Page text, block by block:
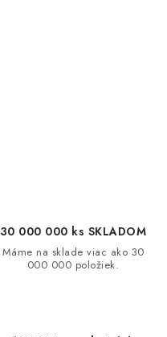
30 000 000 ks SKLADOM
Máme na sklade viac ako 30
000 000 položiek.